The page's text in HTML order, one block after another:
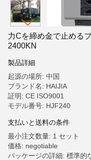
力Cを締め金で止める
2400KN
製品詳細
起源の場所: 中国
ブランド名: HAIJIA
証明: CE ISO9001
モデル番号: HJF240
支払いと送料の条件
最小注文数量: 1 セット
価格: negotiable
パッケージの詳細: 標準的